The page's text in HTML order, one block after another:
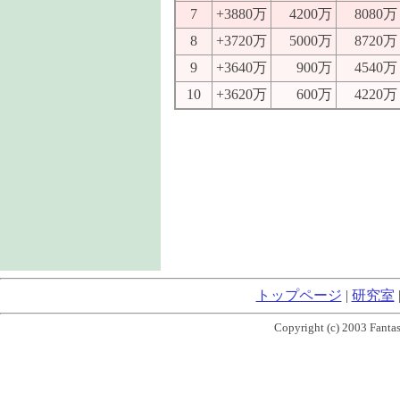
7
+3880万 4200万
8080万
8
+3720万 5000万
8720万
9
+3640万 900万
4540万
10
+3620万 600万 4220万
トップページ | 研究室
Copyright (c) 2003